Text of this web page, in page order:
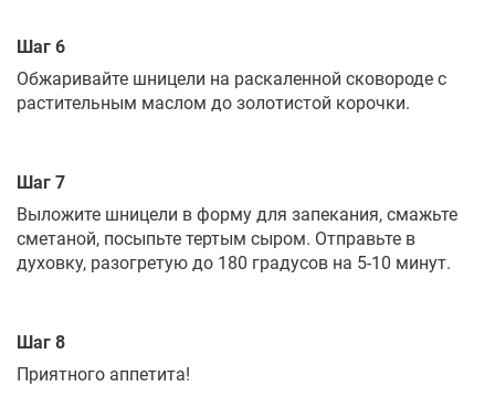
Шаг 6
Обжаривайте шницели на раскаленной сковороде с
растительным маслом до золотистой корочки.
Шаг 7
Выложите шницели в форму для запекания, смажьте
сметаной, посыпьте тертым сыром. Отправьте в
духовку, разогретую до 180 градусов на 5-10 минут.
Шаг 8
Приятного аппетита!